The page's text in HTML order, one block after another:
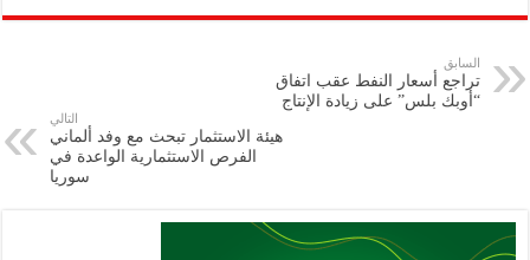
p
y
Li
eb
k
tt
nt
at
p
p
gr
ai
ar
السابق
تراجع أسعار النفط عقب اتفاق
“أوبك بلس” على زيادة الإنتاج
التالي
هيئة الاستثمار تبحث مع وفد ألماني
الفرص الاستثمارية الواعدة في
سوريا